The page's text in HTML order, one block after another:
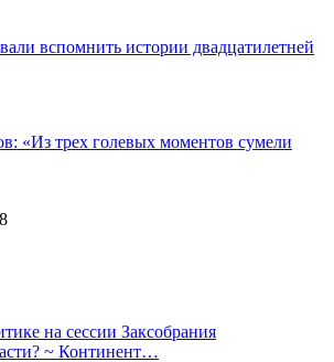
вспомнить истории двадцатилетней
«Из трех голевых моментов сумели
на сессии Заксобрания
~ Континент…